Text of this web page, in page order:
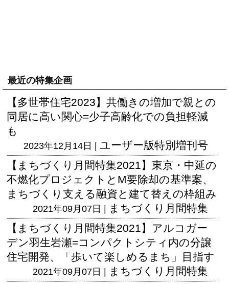
最近の特集企画
【多世帯住宅2023】共働きの増加で親との
同居に高い関心=少子高齢化での負担軽減
も
2023年12月14日 | ユーザー版特別増刊号
【まちづくり月間特集2021】東京・中延の
不燃化プロジェクトとM要除却の基準案、
まちづくり支える融資と建て替えの枠組み
2021年09月07日 | まちづくり月間特集
【まちづくり月間特集2021】アルコガー
デン羽生岩瀬=コンパクトシティ内の分譲
住宅開発、「歩いて楽しめるまち」目指す
2021年09月07日 | まちづくり月間特集